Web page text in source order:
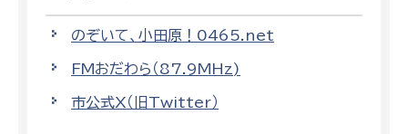
のぞいて、小田原！0465.net
FMおだわら（87.9MHz)
市公式X（旧Twitter）